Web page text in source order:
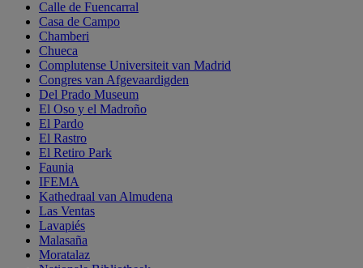
Calle de Fuencarral
Casa de Campo
Chamberi
Chueca
Complutense Universiteit van Madrid
Congres van Afgevaardigden
Del Prado Museum
El Oso y el Madroño
El Pardo
El Rastro
El Retiro Park
Faunia
IFEMA
Kathedraal van Almudena
Las Ventas
Lavapiés
Malasaña
Moratalaz